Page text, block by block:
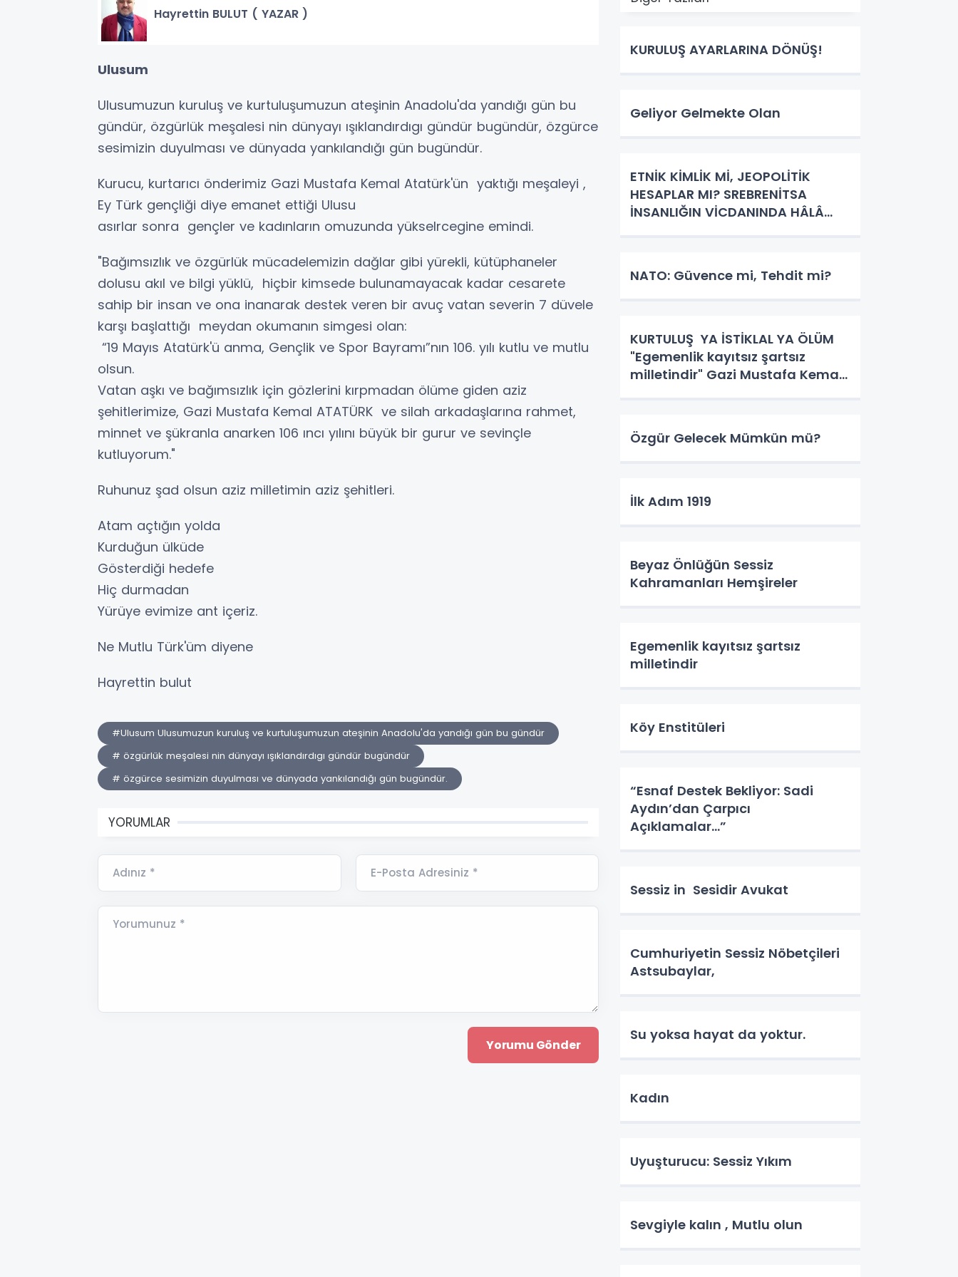
Hayrettin BULUT ( YAZAR )
Ulusum
Ulusumuzun kuruluş ve kurtuluşumuzun ateşinin Anadolu'da yandığı gün bu
gündür, özgürlük meşalesi nin dünyayı ışıklandırdıgı gündür bugündür, özgürce
sesimizin duyulması ve dünyada yankılandığı gün bugündür.
Kurucu, kurtarıcı önderimiz Gazi Mustafa Kemal Atatürk'ün yaktığı meşaleyi ,
Ey Türk gençliği diye emanet ettiği Ulusu
asırlar sonra gençler ve kadınların omuzunda yükselrcegine emindi.
"Bağımsızlık ve özgürlük mücadelemizin dağlar gibi yürekli, kütüphaneler
dolusu akıl ve bilgi yüklü, hiçbir kimsede bulunamayacak kadar cesarete
sahip bir insan ve ona inanarak destek veren bir avuç vatan severin 7 düvele
karşı başlattığı meydan okumanın simgesi olan:
“19 Mayıs Atatürk'ü anma, Gençlik ve Spor Bayramı”nın 106. yılı kutlu ve mutlu
olsun.
Vatan aşkı ve bağımsızlık için gözlerini kırpmadan ölüme giden aziz
şehitlerimize, Gazi Mustafa Kemal ATATÜRK ve silah arkadaşlarına rahmet,
minnet ve şükranla anarken 106 ıncı yılını büyük bir gurur ve sevinçle
kutluyorum."
Ruhunuz şad olsun aziz milletimin aziz şehitleri.
Atam açtığın yolda
Kurduğun ülküde
Gösterdiği hedefe
Hiç durmadan
Yürüye evimize ant içeriz.
Ne Mutlu Türk'üm diyene
Hayrettin bulut
#Ulusum Ulusumuzun kuruluş ve kurtuluşumuzun ateşinin Anadolu'da yandığı gün bu gündür
# özgürlük meşalesi nin dünyayı ışıklandırdıgı gündür bugündür
# özgürce sesimizin duyulması ve dünyada yankılandığı gün bugündür.
YORUMLAR
Adınız * E-Posta Adresiniz *
Yorumunuz *
KURULUŞ AYARLARINA DÖNÜŞ!
Geliyor Gelmekte Olan
ETNİK KİMLİK Mİ, JEOPOLİTİK
HESAPLAR MI? SREBRENİTSA
İNSANLIĞIN VİCDANINDA HÂLÂ
NATO: Güvence mi, Tehdit mi?
KURTULUŞ YA İSTİKLAL YA ÖLÜM
"Egemenlik kayıtsız şartsız
milletindir" Gazi Mustafa Kemal
Özgür Gelecek Mümkün mü?
İlk Adım 1919
Beyaz Önlüğün Sessiz
Kahramanları Hemşireler
Egemenlik kayıtsız şartsız
milletindir
Köy Enstitüleri
“Esnaf Destek Bekliyor: Sadi
Aydın’dan Çarpıcı
Açıklamalar…”
Sessiz in Sesidir Avukat
Cumhuriyetin Sessiz Nöbetçileri
Astsubaylar,
Su yoksa hayat da yoktur.
Kadın
Uyuşturucu: Sessiz Yıkım
Sevgiyle kalın , Mutlu olun